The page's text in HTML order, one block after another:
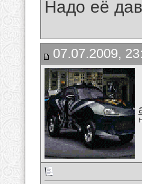
Надо её
07.07.2009,